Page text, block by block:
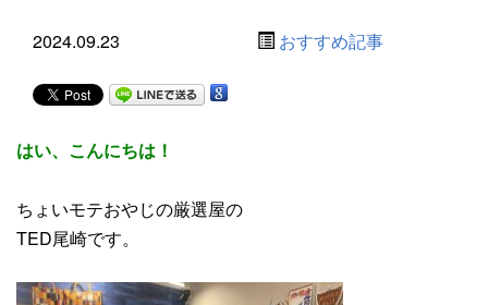
2024.09.23 おすすめ記事
はい、こんにちは！
ちょいモテおやじの厳選屋の
TED尾崎です。